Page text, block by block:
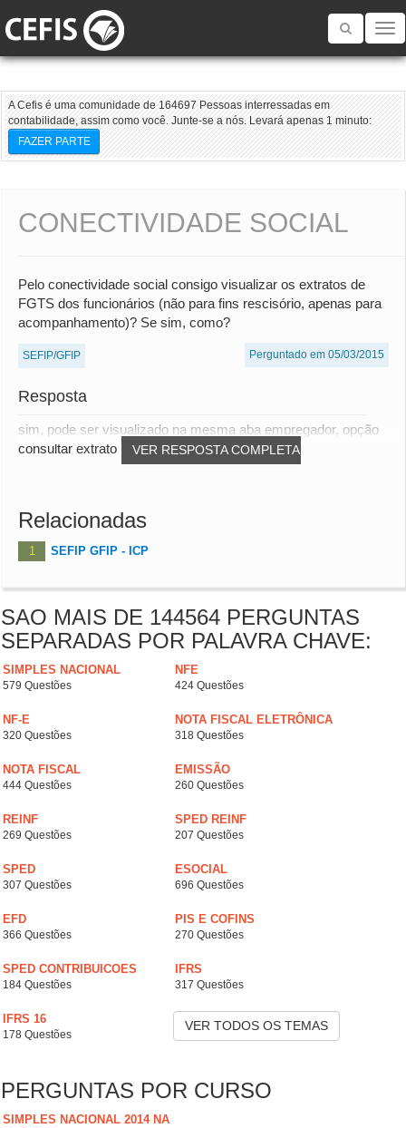
Toggle
A Cefis é uma comunidade de 164697 Pessoas interressadas em
contabilidade, assim como você. Junte-se a nós. Levará apenas 1 minuto:
FAZER PARTE
CONECTIVIDADE SOCIAL
Pelo conectividade social consigo visualizar os extratos de
FGTS dos funcionários (não para fins rescisório, apenas para
acompanhamento)? Se sim, como?
SEFIP/GFIP Perguntado em 05/03/2015
Resposta
VER RESPOSTA COMPLETA
sim, pode ser visualizado na mesma aba empregador, opção
consultar extrato fgts.
Relacionadas
1 SEFIP GFIP - ICP
SAO MAIS DE 144564 PERGUNTAS
SEPARADAS POR PALAVRA CHAVE:
SIMPLES NACIONAL
579 Questões
NFE
424 Questões
NF-E
320 Questões
NOTA FISCAL ELETRÔNICA
318 Questões
NOTA FISCAL
444 Questões
EMISSÃO
260 Questões
REINF
269 Questões
SPED REINF
207 Questões
SPED
307 Questões
ESOCIAL
696 Questões
EFD
366 Questões
PIS E COFINS
270 Questões
SPED CONTRIBUICOES
184 Questões
IFRS
317 Questões
IFRS 16
178 Questões
VER TODOS OS TEMAS
PERGUNTAS POR CURSO
SIMPLES NACIONAL 2014 NA